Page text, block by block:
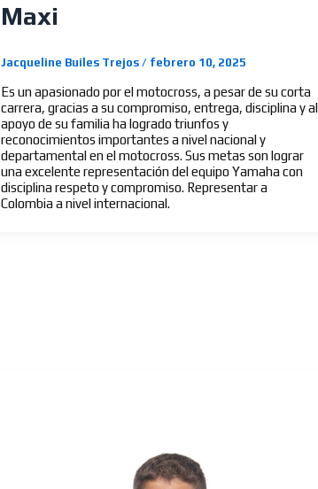
Maxi
Jacqueline Builes Trejos/ febrero 10, 2025
Es un apasionado por el motocross, a pesar de su corta
carrera, gracias a su compromiso, entrega, disciplina y al
apoyo de su familia ha logrado triunfos y
reconocimientos importantes a nivel nacional y
departamental en el motocross. Sus metas son lograr
una excelente representación del equipo Yamaha con
disciplina respeto y compromiso. Representar a
Colombia a nivel internacional.